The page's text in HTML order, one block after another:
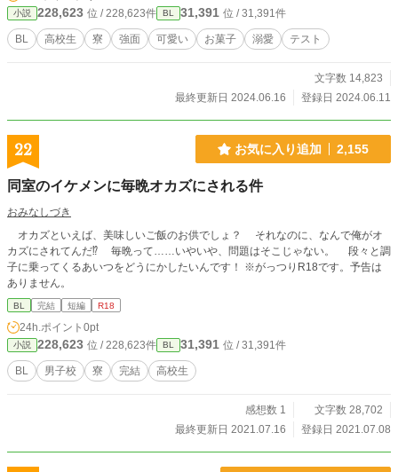
小説 228,623 位 / 228,623件 BL 31,391 位 / 31,391件
BL 高校生 寮 強面 可愛い お菓子 溺愛 テスト
文字数 14,823
最終更新日 2024.06.16
登録日 2024.06.11
22 お気に入り追加 2,155
同室のイケメンに毎晩オカズにされる件
おみなしづき
オカズといえば、美味しいご飯のお供でしょ？ それなのに、なんで俺がオ
カズにされてんだ⁉︎ 毎晩って……いやいや、問題はそこじゃない。 段々と調
子に乗ってくるあいつをどうにかしたいんです！ ※がっつりR18です。予告は
ありません。
BL 完結 短編 R18
24h.ポイント 0pt
小説 228,623 位 / 228,623件 BL 31,391 位 / 31,391件
BL 男子校 寮 完結 高校生
感想数 1
文字数 28,702
最終更新日 2021.07.16
登録日 2021.07.08